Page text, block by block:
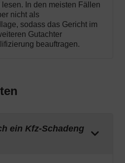
In den meisten Fällen
nicht als
sodass das Gericht im
Gutachter
beauftragen.
ein Kfz-Schadeng